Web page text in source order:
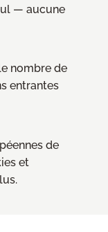
— aucune
nombre de
entrantes
de
et